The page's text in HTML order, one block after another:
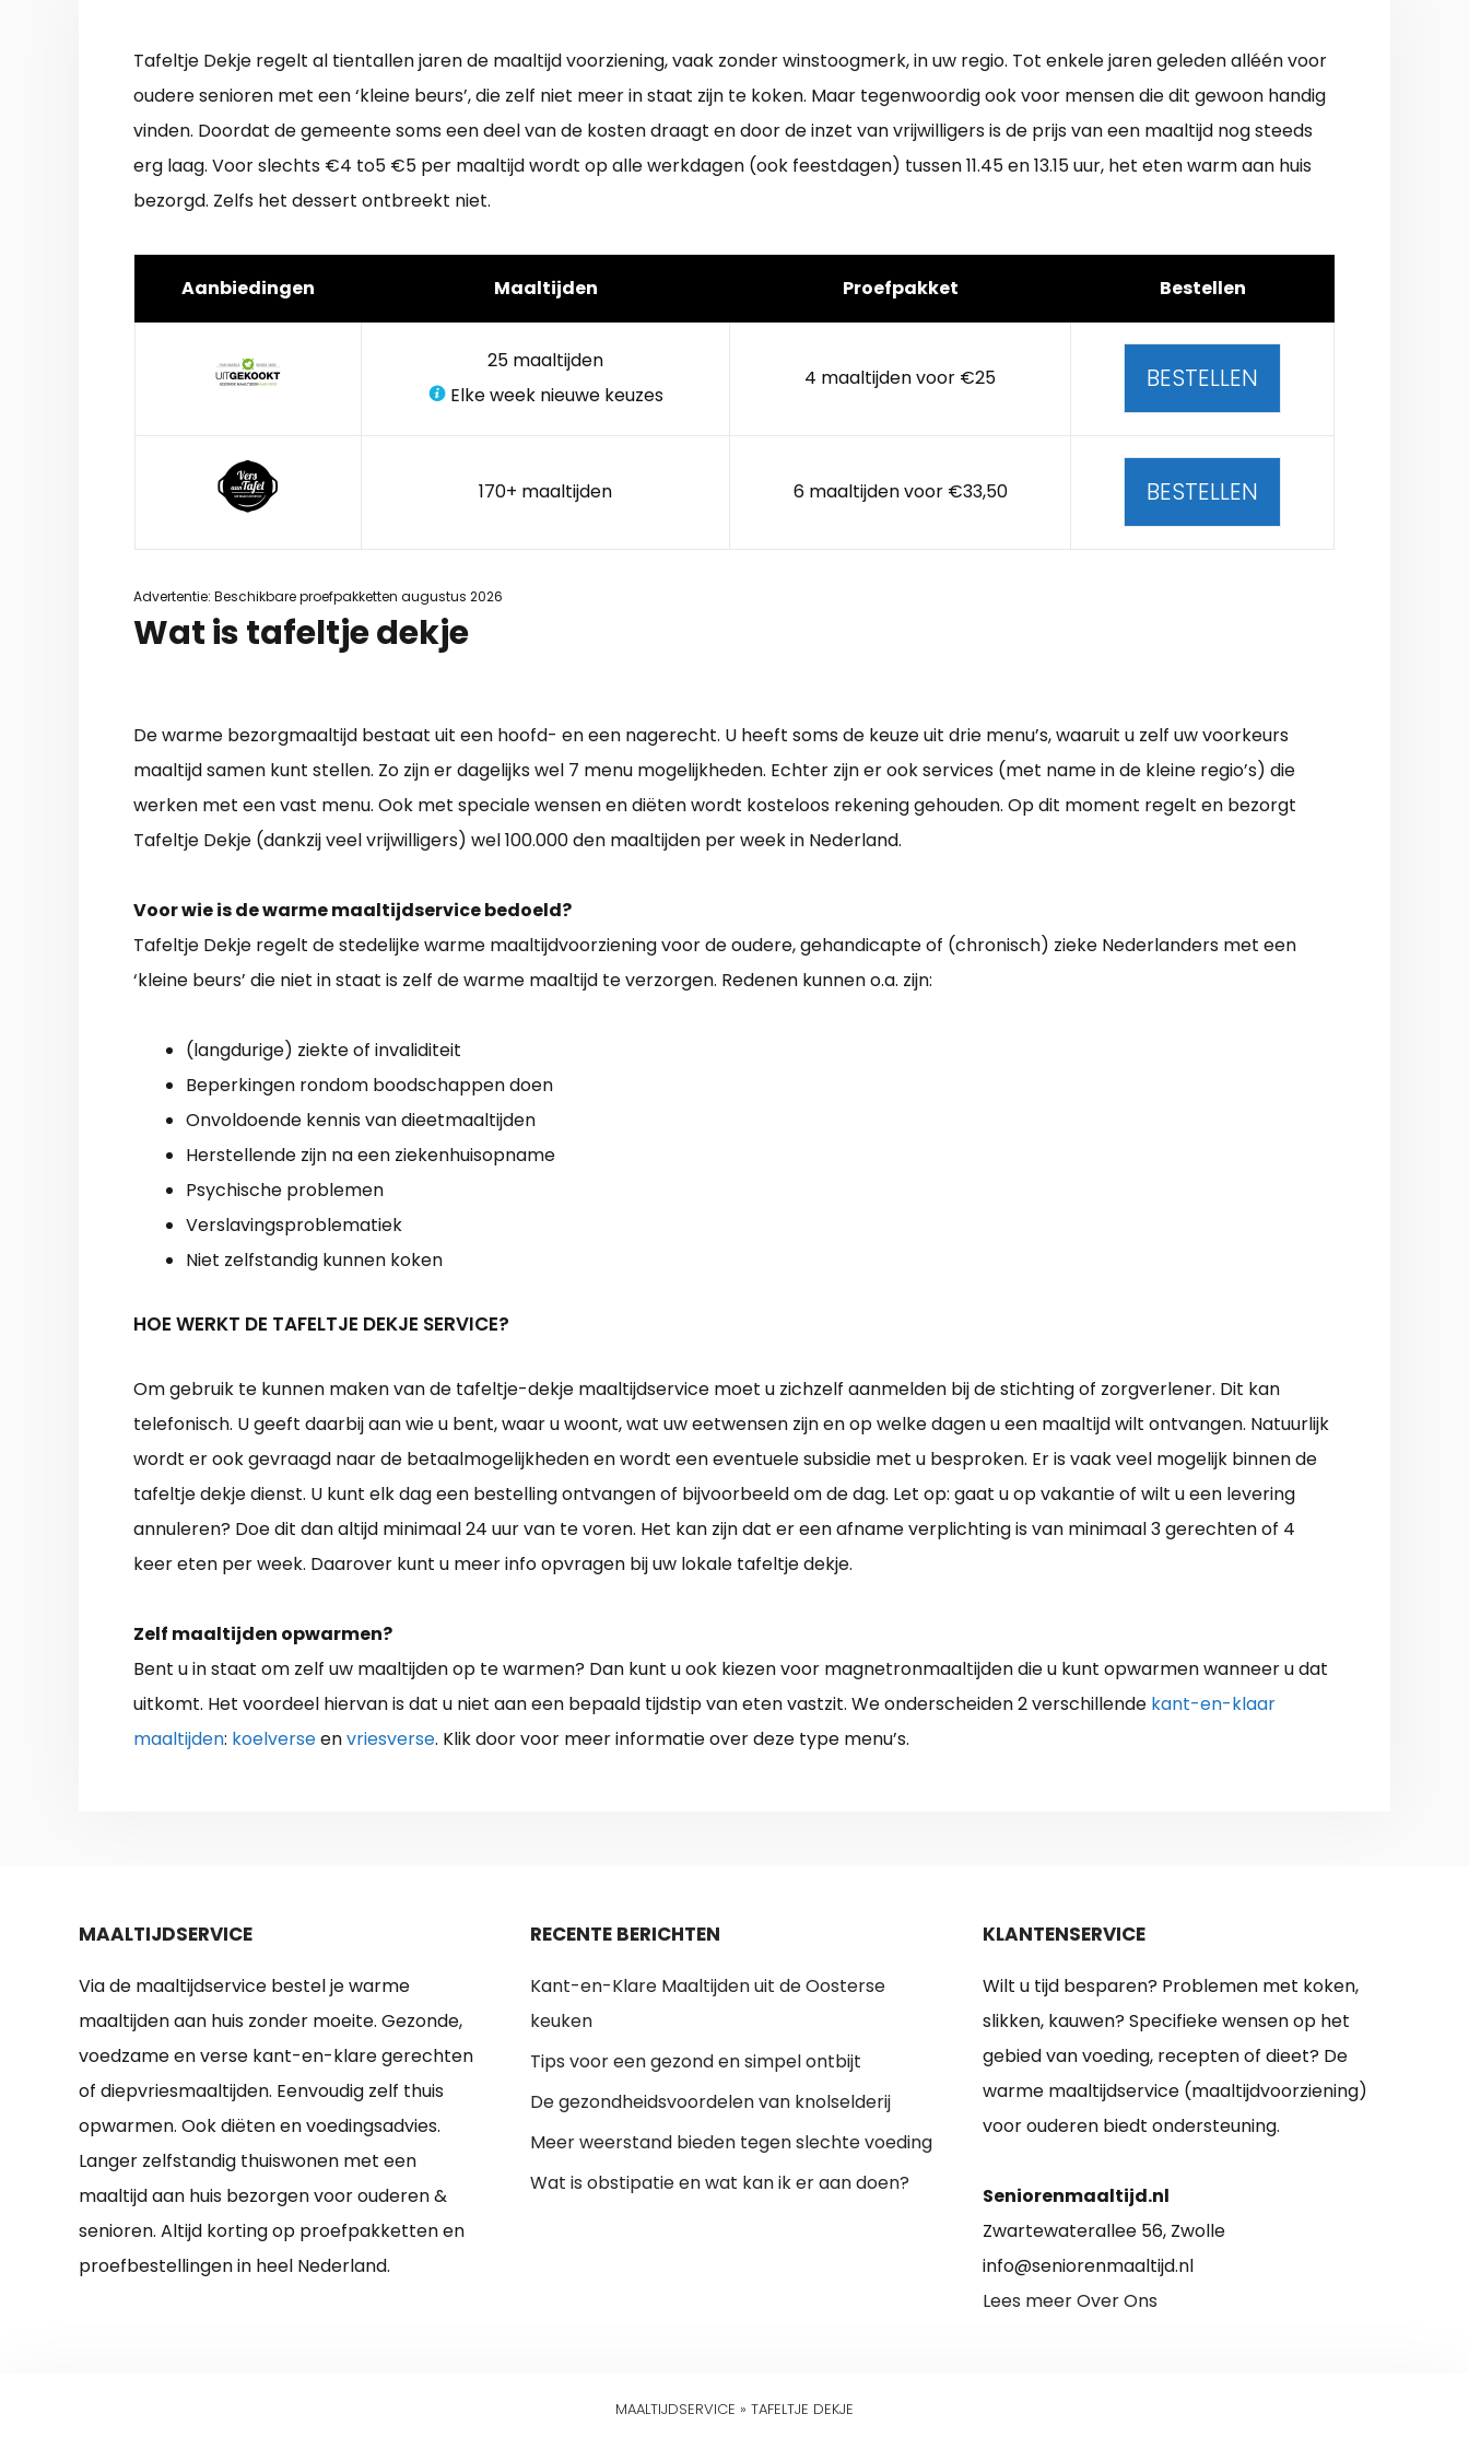
Tafeltje Dekje regelt al tientallen jaren de maaltijd voorziening, vaak zonder winstoogmerk, in uw regio. Tot enkele jaren geleden alléén voor
oudere senioren met een ‘kleine beurs’, die zelf niet meer in staat zijn te koken. Maar tegenwoordig ook voor mensen die dit gewoon handig
vinden. Doordat de gemeente soms een deel van de kosten draagt en door de inzet van vrijwilligers is de prijs van een maaltijd nog steeds
erg laag. Voor slechts €4 to5 €5 per maaltijd wordt op alle werkdagen (ook feestdagen) tussen 11.45 en 13.15 uur, het eten warm aan huis
bezorgd. Zelfs het dessert ontbreekt niet.
Aanbiedingen Maaltijden Proefpakket Bestellen
25 maaltijden
Elke week nieuwe keuzes
4 maaltijden voor €25 BESTELLEN
170+ maaltijden 6 maaltijden voor €33,50 BESTELLEN
Advertentie: Beschikbare proefpakketten augustus 2026
Wat is tafeltje dekje
De warme bezorgmaaltijd bestaat uit een hoofd- en een nagerecht. U heeft soms de keuze uit drie menu’s, waaruit u zelf uw voorkeurs
maaltijd samen kunt stellen. Zo zijn er dagelijks wel 7 menu mogelijkheden. Echter zijn er ook services (met name in de kleine regio’s) die
werken met een vast menu. Ook met speciale wensen en diëten wordt kosteloos rekening gehouden. Op dit moment regelt en bezorgt
Tafeltje Dekje (dankzij veel vrijwilligers) wel 100.000 den maaltijden per week in Nederland.
Voor wie is de warme maaltijdservice bedoeld?
Tafeltje Dekje regelt de stedelijke warme maaltijdvoorziening voor de oudere, gehandicapte of (chronisch) zieke Nederlanders met een
‘kleine beurs’ die niet in staat is zelf de warme maaltijd te verzorgen. Redenen kunnen o.a. zijn:
(langdurige) ziekte of invaliditeit
Beperkingen rondom boodschappen doen
Onvoldoende kennis van dieetmaaltijden
Herstellende zijn na een ziekenhuisopname
Psychische problemen
Verslavingsproblematiek
Niet zelfstandig kunnen koken
HOE WERKT DE TAFELTJE DEKJE SERVICE?
Om gebruik te kunnen maken van de tafeltje-dekje maaltijdservice moet u zichzelf aanmelden bij de stichting of zorgverlener. Dit kan
telefonisch. U geeft daarbij aan wie u bent, waar u woont, wat uw eetwensen zijn en op welke dagen u een maaltijd wilt ontvangen. Natuurlijk
wordt er ook gevraagd naar de betaalmogelijkheden en wordt een eventuele subsidie met u besproken. Er is vaak veel mogelijk binnen de
tafeltje dekje dienst. U kunt elk dag een bestelling ontvangen of bijvoorbeeld om de dag. Let op: gaat u op vakantie of wilt u een levering
annuleren? Doe dit dan altijd minimaal 24 uur van te voren. Het kan zijn dat er een afname verplichting is van minimaal 3 gerechten of 4
keer eten per week. Daarover kunt u meer info opvragen bij uw lokale tafeltje dekje.
Zelf maaltijden opwarmen?
Bent u in staat om zelf uw maaltijden op te warmen? Dan kunt u ook kiezen voor magnetronmaaltijden die u kunt opwarmen wanneer u dat
uitkomt. Het voordeel hiervan is dat u niet aan een bepaald tijdstip van eten vastzit. We onderscheiden 2 verschillende kant-en-klaar
maaltijden: koelverseenvriesverse. Klik door voor meer informatie over deze type menu’s.
MAALTIJDSERVICE
Via de maaltijdservice bestel je warme
maaltijden aan huis zonder moeite. Gezonde,
voedzame en verse kant-en-klare gerechten
of diepvriesmaaltijden. Eenvoudig zelf thuis
opwarmen. Ook diëten en voedingsadvies.
Langer zelfstandig thuiswonen met een
maaltijd aan huis bezorgen voor ouderen &
senioren. Altijd korting op proefpakketten en
proefbestellingen in heel Nederland.
RECENTE BERICHTEN
Kant-en-Klare Maaltijden uit de Oosterse
keuken
Tips voor een gezond en simpel ontbijt
De gezondheidsvoordelen van knolselderij
Meer weerstand bieden tegen slechte voeding
Wat is obstipatie en wat kan ik er aan doen?
KLANTENSERVICE
Wilt u tijd besparen? Problemen met koken,
slikken, kauwen? Specifieke wensen op het
gebied van voeding, recepten of dieet? De
warme maaltijdservice (maaltijdvoorziening)
voor ouderen biedt ondersteuning.
Seniorenmaaltijd.nl
Zwartewaterallee 56, Zwolle
info@seniorenmaaltijd.nl
Lees meer Over Ons
MAALTIJDSERVICE » TAFELTJE DEKJE